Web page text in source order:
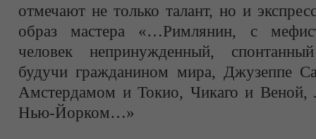
отмечают не только талант, но и
образ мастера «…Римлянин, с
человек непринужденный,
будучи гражданином мира, Джузеппе
Амстердамом и Токио, Чикаго и
Нью-Йорком…»